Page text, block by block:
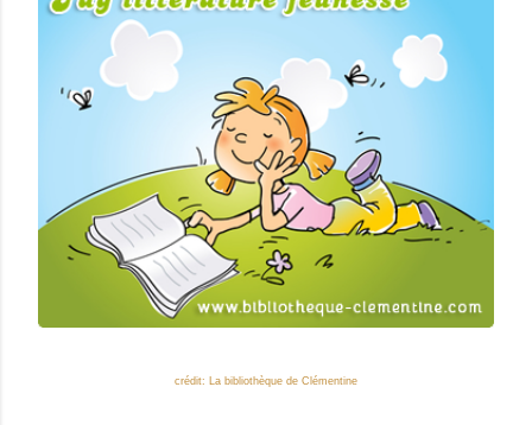
crédit: La bibliothèque de Clémentine